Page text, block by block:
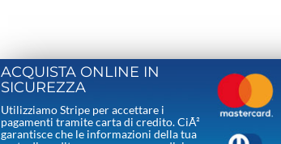
ACQUISTA ONLINE IN
SICUREZZA
Utilizziamo Stripe per accettare i
pagamenti tramite carta di credito. CiÃ²
garantisce che le informazioni della tua